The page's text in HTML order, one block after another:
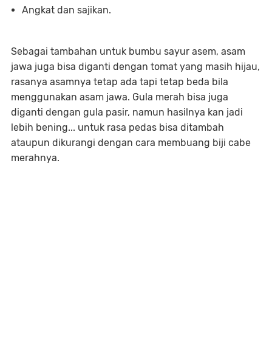
Angkat dan sajikan.
Sebagai tambahan untuk bumbu sayur asem, asam
jawa juga bisa diganti dengan tomat yang masih hijau,
rasanya asamnya tetap ada tapi tetap beda bila
menggunakan asam jawa. Gula merah bisa juga
diganti dengan gula pasir, namun hasilnya kan jadi
lebih bening... untuk rasa pedas bisa ditambah
ataupun dikurangi dengan cara membuang biji cabe
merahnya.